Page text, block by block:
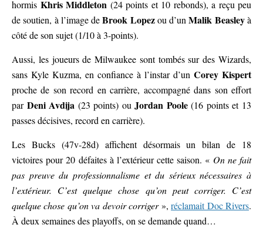
hormis Khris Middleton (24 points et 10 rebonds), a reçu peu
de soutien, à l’image deBrook Lopezou d’unMalik Beasleyà
côté de son sujet (1/10 à 3-points).
Aussi, les joueurs de Milwaukee sont tombés sur des Wizards,
sans Kyle Kuzma, en confiance à l’instar d’un Corey Kispert
proche de son record en carrière, accompagné dans son effort
par Deni Avdija (23 points) ouJordan Poole(16 points et 13
passes décisives, record en carrière).
Les Bucks (47v-28d) affichent désormais un bilan de 18
victoires pour 20 défaites à l’extérieur cette saison. « On ne fait
pas preuve du professionnalisme et du sérieux nécessaires à
l’extérieur. C’est quelque chose qu’on peut corriger. C’est
quelque chose qu’on va devoir corriger»,réclamait Doc Rivers.
À deux semaines des playoffs, on se demande quand…